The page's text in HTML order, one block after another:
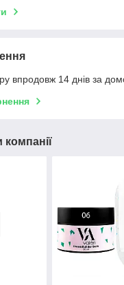
впродовж 14 днів за
компанії